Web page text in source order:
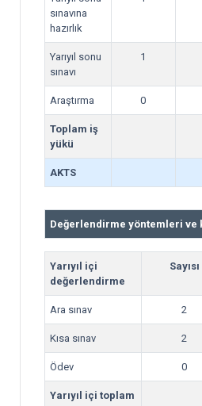
sınavına
hazırlık
Yarıyıl sonu
sınavı
1
Araştırma 0
Toplam iş
yükü
AKTS
Değerlendirme yöntemleri ve
Yarıyıl içi
değerlendirme
Sayısı
Ara sınav 2
Kısa sınav 2
Ödev 0
Yarıyıl içi toplam